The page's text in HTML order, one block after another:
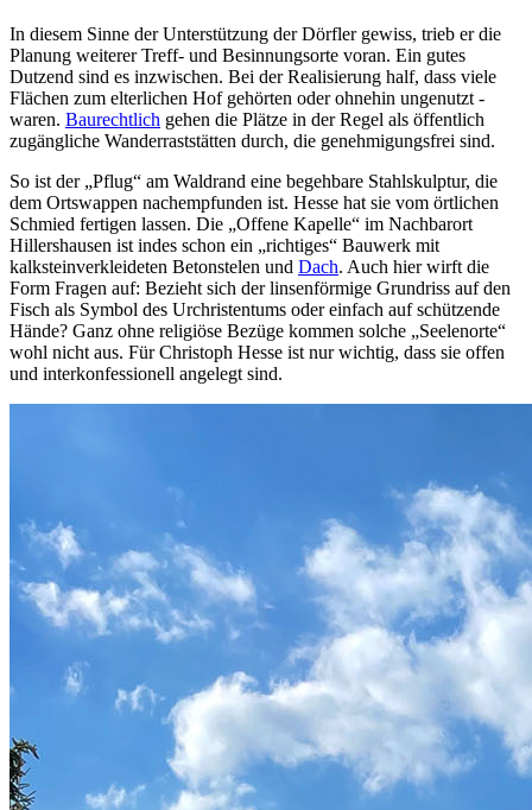
In diesem Sinne der Unterstützung der Dörfler gewiss, trieb er die
Planung weiterer Treff- und Besinnungsorte voran. Ein gutes
Dutzend sind es inzwischen. Bei der Realisierung half, dass viele
Flächen zum elterlichen Hof gehörten oder ohnehin ungenutzt ­
waren. Baurechtlich gehen die Plätze in der Regel als öffentlich
zugängliche Wanderraststätten durch, die genehmigungsfrei sind.
So ist der „Pflug“ am Waldrand eine begehbare Stahlskulptur, die
dem Ortswappen nachempfunden ist. Hesse hat sie vom örtlichen
Schmied fertigen lassen. Die „Offene Kapelle“ im Nachbarort
Hillershausen ist indes schon ein „richtiges“ Bauwerk mit
kalksteinverkleideten Betonstelen und Dach. Auch hier wirft die
Form Fragen auf: Bezieht sich der linsenförmige Grundriss auf den
Fisch als Symbol des Urchristentums oder einfach auf schützende
Hände? Ganz ohne religiöse Bezüge kommen solche „Seelenorte“
wohl nicht aus. Für Christoph Hesse ist nur wichtig, dass sie offen
und interkonfessionell angelegt sind.